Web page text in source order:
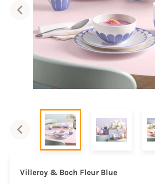
Villeroy & Boch Fleur Blue